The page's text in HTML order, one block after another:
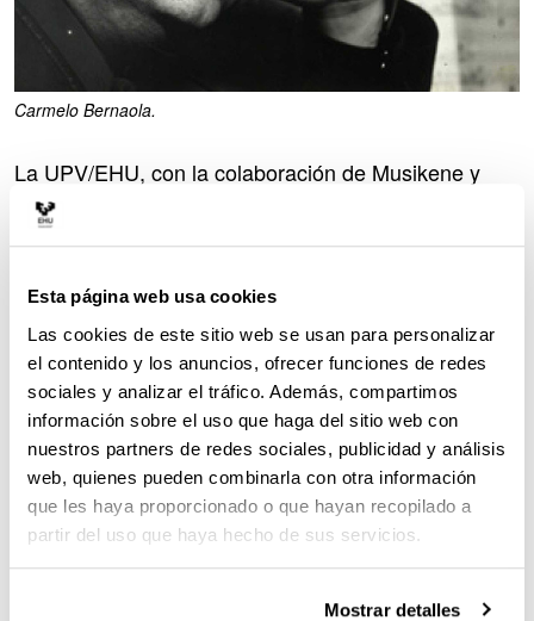
Esta página web usa cookies
Las cookies de este sitio web se usan para personalizar
el contenido y los anuncios, ofrecer funciones de redes
sociales y analizar el tráfico. Además, compartimos
información sobre el uso que haga del sitio web con
nuestros partners de redes sociales, publicidad y análisis
web, quienes pueden combinarla con otra información
que les haya proporcionado o que hayan recopilado a
partir del uso que haya hecho de sus servicios.
Mostrar detalles
Carmelo Bernaola.
La UPV/EHU, con la colaboración de Musikene y
Eresbil, ha publicado ‘
Bernaola (1929-2002). Una trayectoria en la
vanguardia musical española’, que analiza la vida y
obra de uno de los compositores contemporáneos
más importantes del País Vasco.
“Nos pareció que la investigación musical de ámbito
universitario tenía deficiencias en el País Vasco y por
ello pensamos que sería una buena oportunidad
sacar la publicación para poder ir llenando esos
vacíos. Además, la obra sobre Bernaola tiene como
particularidad que recoge toda la trayectoria del
autor, no aspectos sueltos que han sido tratados en
otros libros, además de ser una obra resultado de
una tesis doctoral, es decir de una investigación de
nivel universitario y no un libro de divulgación”,